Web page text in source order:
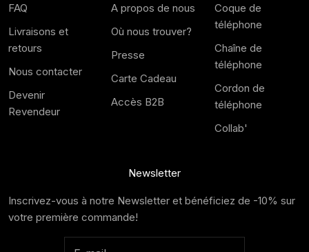
FAQ
Livraisons et
retours
Nous contacter
Devenir
Revendeur
A propos de nous
Où nous trouver?
Presse
Carte Cadeau
Accès B2B
Coque de
téléphone
Chaîne de
téléphone
Cordon de
téléphone
Collab'
Newsletter
Inscrivez-vous à notre Newsletter et bénéficiez de -10% sur
votre première commande!